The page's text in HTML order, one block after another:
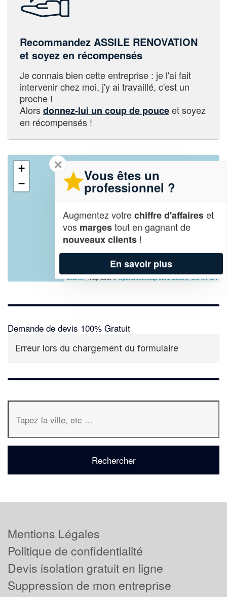
Recommandez ASSILE RENOVATION
et soyez en récompensés
Je connais bien cette entreprise : je l'ai fait
intervenir chez moi, j'y ai travaillé, c'est un
proche !
Alorsdonnez-lui un coup de pouceet soyez
en récompensés !
+
−
Leaflet| Map data ©OpenStreetMap contributors,CC-BY-SA
Demande de devis 100% Gratuit
Erreur lors du chargement du formulaire
✕
Vous êtes un
professionnel ?
Augmentez votrechiffre d'affaireset
vos margestout en gagnant de
nouveaux clients !
En savoir plus
Mentions Légales
Politique de confidentialité
Devis isolation gratuit en ligne
Suppression de mon entreprise